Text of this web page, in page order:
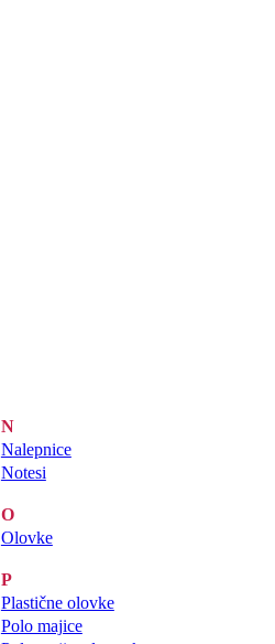
N
Nalepnice
Notesi
O
Olovke
P
Plastične olovke
Polo majice